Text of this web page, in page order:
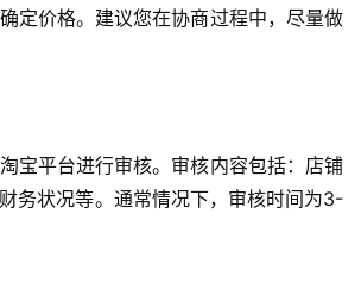
定价格。建议您在协商过程中，尽量做
宝平台进行审核。审核内容包括：店铺
务状况等。通常情况下，审核时间为3-